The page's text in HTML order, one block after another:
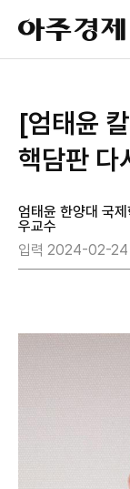
아
주
경
[엄태윤
핵담판 다
엄태윤 한양대 국
우교수
입력 2024-02-